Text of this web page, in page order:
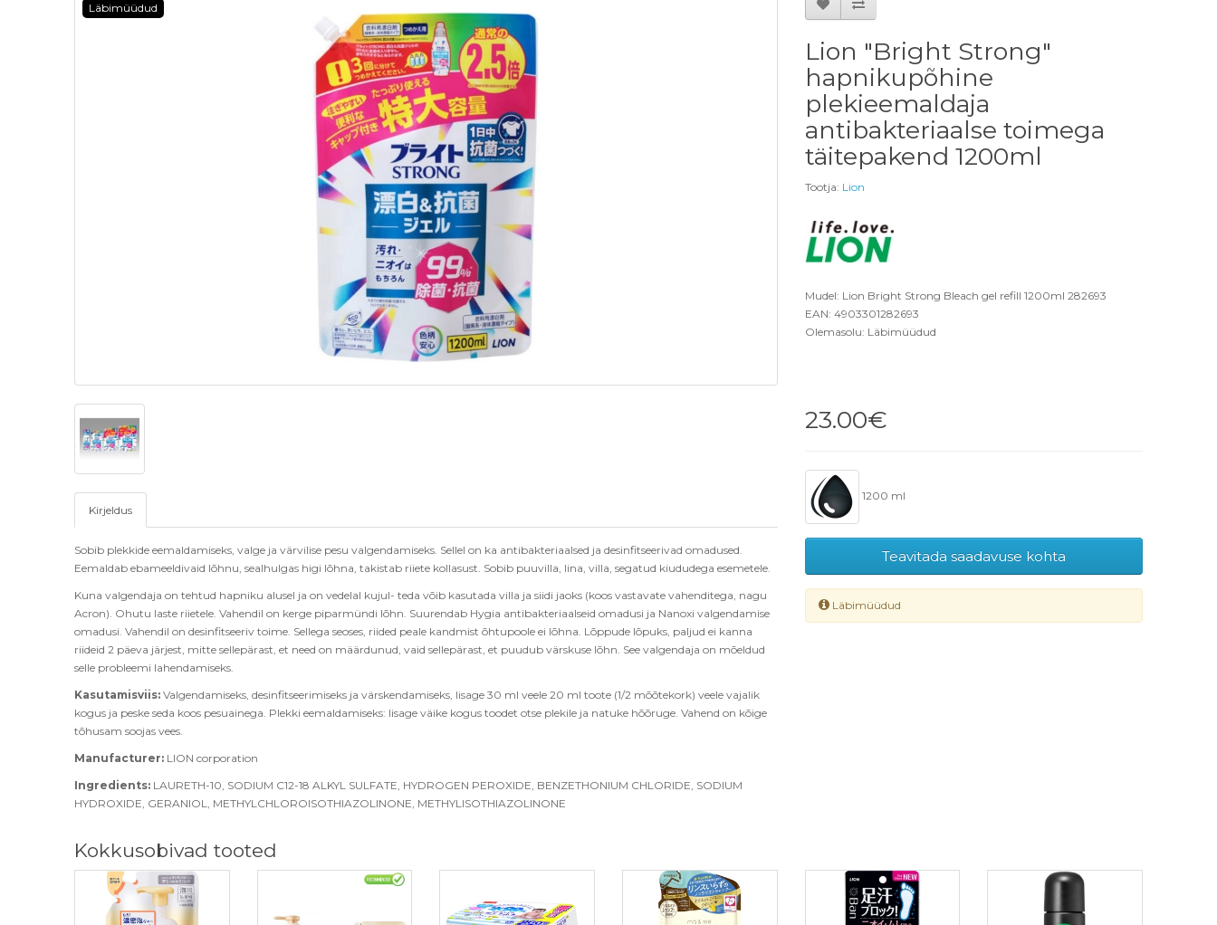
Läbimüüdud
Kirjeldus
Sobib plekkide eemaldamiseks, valge ja värvilise pesu valgendamiseks. Sellel on ka antibakteriaalsed ja desinfitseerivad omadused.
Eemaldab ebameeldivaid lõhnu, sealhulgas higi lõhna, takistab riiete kollasust. Sobib puuvilla, lina, villa, segatud kiududega esemetele.
Kuna valgendaja on tehtud hapniku alusel ja on vedelal kujul- teda võib kasutada villa ja siidi jaoks (koos vastavate vahenditega, nagu
Acron). Ohutu laste riietele. Vahendil on kerge piparmündi lõhn. Suurendab Hygia antibakteriaalseid omadusi ja Nanoxi valgendamise
omadusi. Vahendil on desinfitseeriv toime. Sellega seoses, riided peale kandmist õhtupoole ei lõhna. Lõppude lõpuks, paljud ei kanna
riideid 2 päeva järjest, mitte sellepärast, et need on määrdunud, vaid sellepärast, et puudub värskuse lõhn. See valgendaja on mõeldud
selle probleemi lahendamiseks.
Kasutamisviis:Valgendamiseks, desinfitseerimiseks ja värskendamiseks, lisage 30 ml veele 20 ml toote (1/2 mõõtekork) veele vajalik
kogus ja peske seda koos pesuainega. Plekki eemaldamiseks: lisage väike kogus toodet otse plekile ja natuke hõõruge. Vahend on kõige
tõhusam soojas vees.
Manufacturer: LION corporation
Ingredients: LAURETH-10, SODIUM C12-18 ALKYL SULFATE, HYDROGEN PEROXIDE, BENZETHONIUM CHLORIDE, SODIUM
HYDROXIDE, GERANIOL, METHYLCHLOROISOTHIAZOLINONE, METHYLISOTHIAZOLINONE
Lion "Bright Strong"
hapnikupõhine
plekieemaldaja
antibakteriaalse toimega
täitepakend 1200ml
Tootja: Lion
Mudel: Lion Bright Strong Bleach gel refill 1200ml 282693
EAN: 4903301282693
Olemasolu: Läbimüüdud
23.00€
1200 ml
Teavitada saadavuse kohta
Läbimüüdud
Kokkusobivad tooted